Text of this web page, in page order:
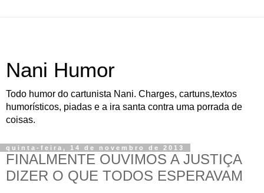
Nani Humor
Todo humor do cartunista Nani. Charges, cartuns,textos
humorísticos, piadas e a ira santa contra uma porrada de
coisas.
quinta-feira, 14 de novembro de 2013
FINALMENTE OUVIMOS A JUSTIÇA
DIZER O QUE TODOS ESPERAVAM